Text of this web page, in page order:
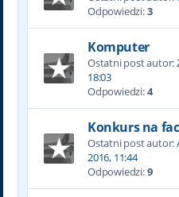
Odpowiedzi:3
Komputer
Ostatni post autor:
18:03
Odpowiedzi:4
Konkurs na
Ostatni post autor:
2016, 11:44
Odpowiedzi:9